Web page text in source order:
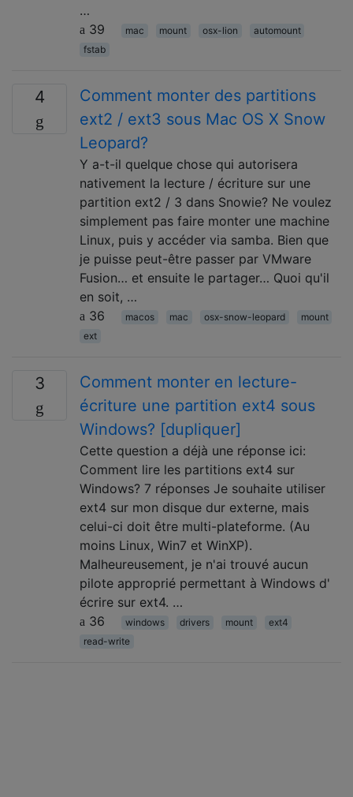
…
39
mac mount osx-lion
automount
fstab
4
Comment monter des partitions
ext2 / ext3 sous Mac OS X Snow
Leopard?
Y a-t-il quelque chose qui autorisera
nativement la lecture / écriture sur une
partition ext2 / 3 dans Snowie? Ne voulez
simplement pas faire monter une machine
Linux, puis y accéder via samba. Bien que
je puisse peut-être passer par VMware
Fusion… et ensuite le partager… Quoi qu'il
en soit, …
36
macos mac osx-snow-leopard
mount
ext
3
Comment monter en lecture-
écriture une partition ext4 sous
Windows? [dupliquer]
Cette question a déjà une réponse ici:
Comment lire les partitions ext4 sur
Windows? 7 réponses Je souhaite utiliser
ext4 sur mon disque dur externe, mais
celui-ci doit être multi-plateforme. (Au
moins Linux, Win7 et WinXP).
Malheureusement, je n'ai trouvé aucun
pilote approprié permettant à Windows d'
écrire sur ext4. …
36
windows drivers mount
ext4
read-write